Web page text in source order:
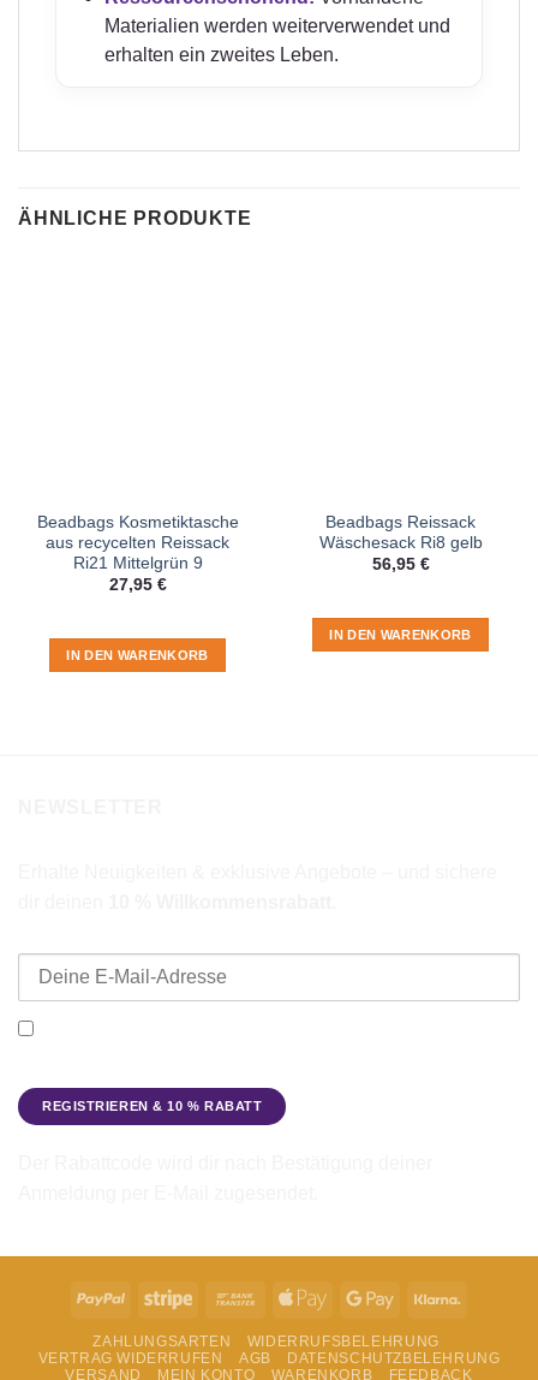
Materialien werden weiterverwendet und
erhalten ein zweites Leben.
ÄHNLICHE PRODUKTE
Beadbags Kosmetiktasche
aus recycelten Reissack
Ri21 Mittelgrün 9
27,95 €
IN DEN WARENKORB
Beadbags Reissack
Wäschesack Ri8 gelb
56,95 €
IN DEN WARENKORB
PayPal Stripe
Bank
Apple
Google
ZAHLUNGSARTEN
WIDERRUFSBELEHRUNG
VERTRAG WIDERRUFEN
AGB
DATENSCHUTZBELEHRUNG
VERSAND
MEIN KONTO WARENKORB FEEDBACK